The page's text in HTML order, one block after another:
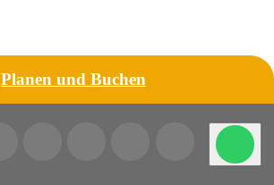
Planen und Buchen